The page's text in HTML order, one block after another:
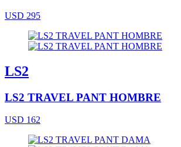
USD 295
LS2
LS2 TRAVEL PANT HOMBRE
USD 162